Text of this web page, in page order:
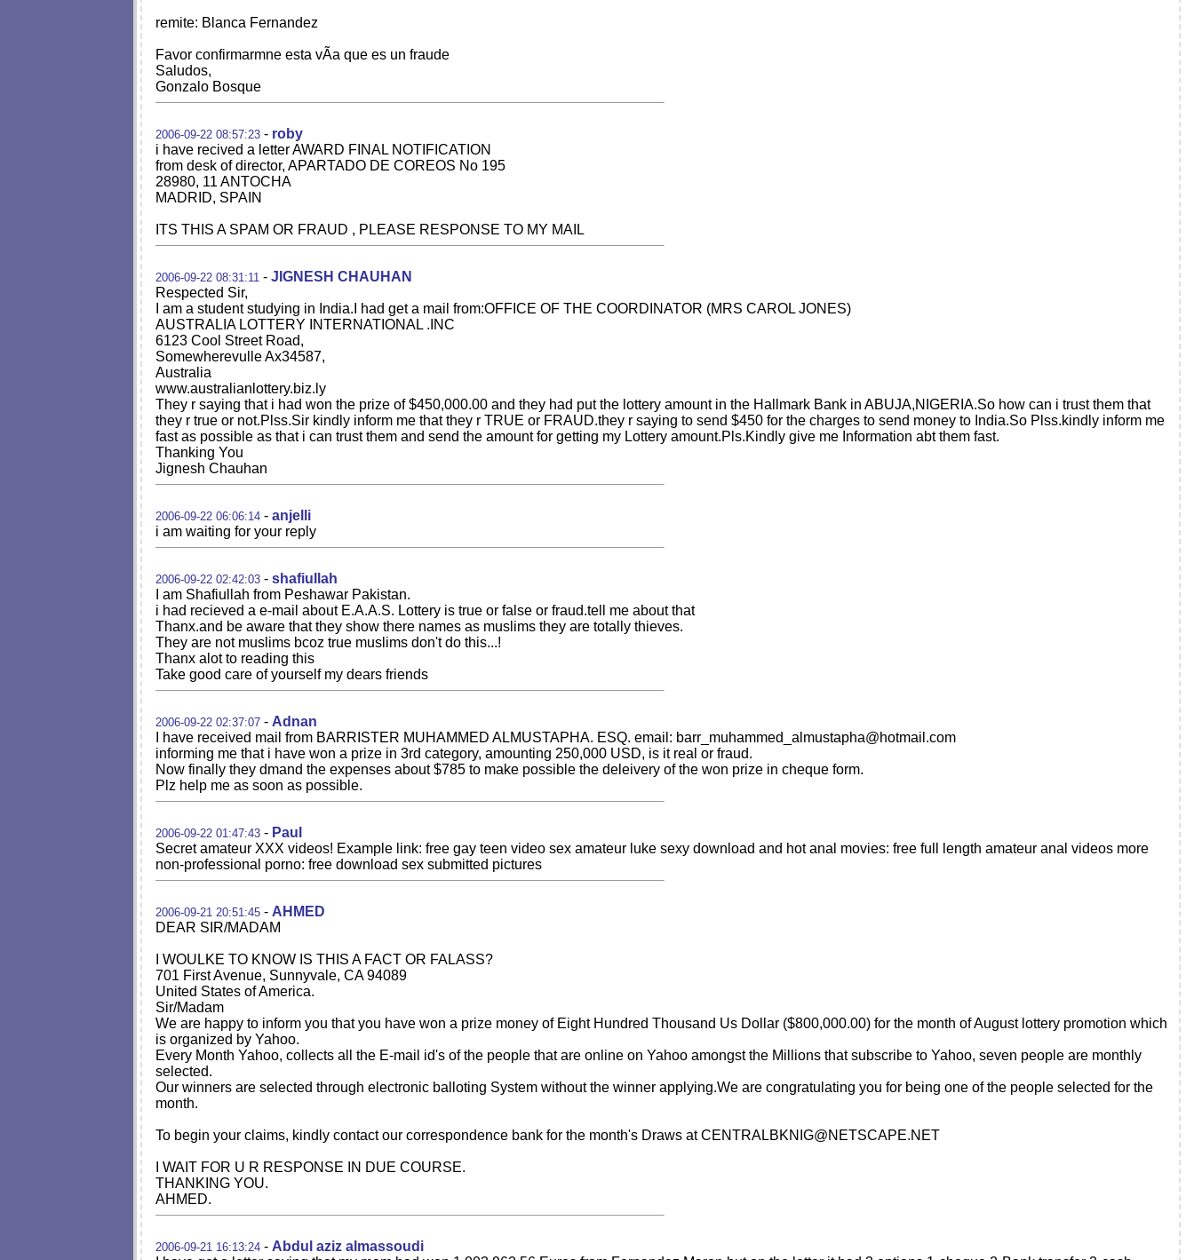
remite: Blanca Fernandez
Favor confirmarmne esta vÃ­a que es un fraude
Saludos,
Gonzalo Bosque
2006-09-22 08:57:23 - roby
i have recived a letter AWARD FINAL NOTIFICATION
from desk of director, APARTADO DE COREOS No 195
28980, 11 ANTOCHA
MADRID, SPAIN
ITS THIS A SPAM OR FRAUD , PLEASE RESPONSE TO MY MAIL
2006-09-22 08:31:11 - JIGNESH CHAUHAN
Respected Sir,
I am a student studying in India.I had get a mail from:OFFICE OF THE COORDINATOR (MRS CAROL JONES)
AUSTRALIA LOTTERY INTERNATIONAL .INC
6123 Cool Street Road,
Somewherevulle Ax34587,
Australia
www.australianlottery.biz.ly
They r saying that i had won the prize of $450,000.00 and they had put the lottery amount in the Hallmark Bank in ABUJA,NIGERIA.So how can i trust them that
they r true or not.Plss.Sir kindly inform me that they r TRUE or FRAUD.they r saying to send $450 for the charges to send money to India.So Plss.kindly inform me
fast as possible as that i can trust them and send the amount for getting my Lottery amount.Pls.Kindly give me Information abt them fast.
Thanking You
Jignesh Chauhan
2006-09-22 06:06:14 - anjelli
i am waiting for your reply
2006-09-22 02:42:03 - shafiullah
I am Shafiullah from Peshawar Pakistan.
i had recieved a e-mail about E.A.A.S. Lottery is true or false or fraud.tell me about that
Thanx.and be aware that they show there names as muslims they are totally thieves.
They are not muslims bcoz true muslims don't do this...!
Thanx alot to reading this
Take good care of yourself my dears friends
2006-09-22 02:37:07 - Adnan
I have received mail from BARRISTER MUHAMMED ALMUSTAPHA. ESQ. email: barr_muhammed_almustapha@hotmail.com
informing me that i have won a prize in 3rd category, amounting 250,000 USD, is it real or fraud.
Now finally they dmand the expenses about $785 to make possible the deleivery of the won prize in cheque form.
Plz help me as soon as possible.
2006-09-22 01:47:43 - Paul
Secret amateur XXX videos! Example link: free gay teen video sex amateur luke sexy download and hot anal movies: free full length amateur anal videos more
non-professional porno: free download sex submitted pictures
2006-09-21 20:51:45 - AHMED
DEAR SIR/MADAM
I WOULKE TO KNOW IS THIS A FACT OR FALASS?
701 First Avenue, Sunnyvale, CA 94089
United States of America.
Sir/Madam
We are happy to inform you that you have won a prize money of Eight Hundred Thousand Us Dollar ($800,000.00) for the month of August lottery promotion which
is organized by Yahoo.
Every Month Yahoo, collects all the E-mail id's of the people that are online on Yahoo amongst the Millions that subscribe to Yahoo, seven people are monthly
selected.
Our winners are selected through electronic balloting System without the winner applying.We are congratulating you for being one of the people selected for the
month.
To begin your claims, kindly contact our correspondence bank for the month's Draws atCENTRALBKNIG@NETSCAPE.NET
I WAIT FOR U R RESPONSE IN DUE COURSE.
THANKING YOU.
AHMED.
2006-09-21 16:13:24 - Abdul aziz almassoudi